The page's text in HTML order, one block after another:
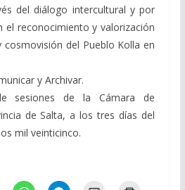
del diálogo intercultural y por
el reconocimiento y valorización
cosmovisión del Pueblo Kolla en
y Archivar.
sesiones de la Cámara de
de Salta, a los tres días del
mil veinticinco.